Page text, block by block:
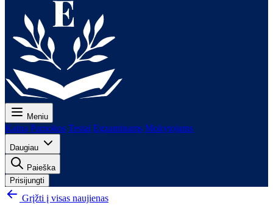
Meniu
Kaina Pamokos Testai Egzaminams Mokytojams
Daugiau
Paieška
Prisijungti
Grįžti į visas naujienas